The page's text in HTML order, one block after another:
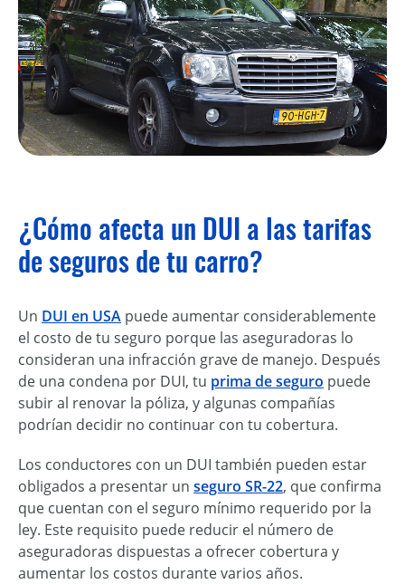
¿Cómo afecta un DUI a las tarifas
de seguros de tu carro?
Un DUI en USA puede aumentar considerablemente
el costo de tu seguro porque las aseguradoras lo
consideran una infracción grave de manejo. Después
de una condena por DUI, tu prima de seguro puede
subir al renovar la póliza, y algunas compañías
podrían decidir no continuar con tu cobertura.
Los conductores con un DUI también pueden estar
obligados a presentar un seguro SR-22, que confirma
que cuentan con el seguro mínimo requerido por la
ley. Este requisito puede reducir el número de
aseguradoras dispuestas a ofrecer cobertura y
aumentar los costos durante varios años.